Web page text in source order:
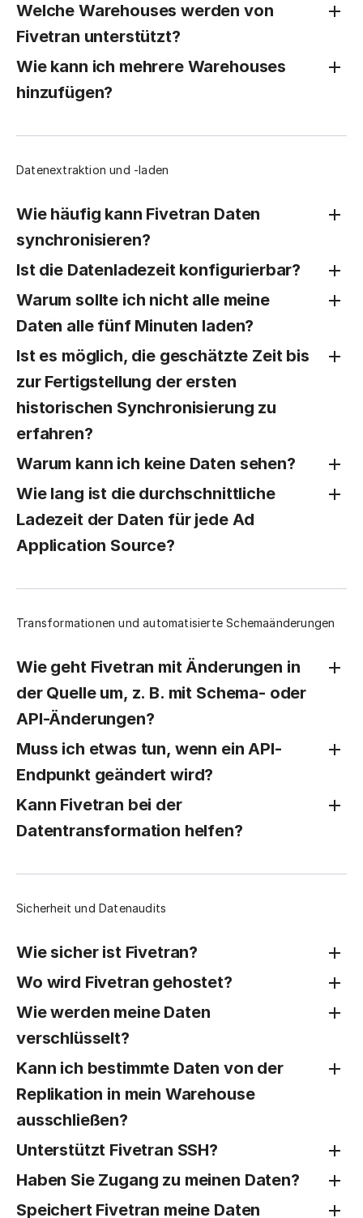
Welche Warehouses werden von
Fivetran unterstützt?
Wie kann ich mehrere Warehouses
hinzufügen?
Datenextraktion und -laden
Wie häufig kann Fivetran Daten
synchronisieren?
Ist die Datenladezeit konfigurierbar?
Warum sollte ich nicht alle meine
Daten alle fünf Minuten laden?
Ist es möglich, die geschätzte Zeit bis
zur Fertigstellung der ersten
historischen Synchronisierung zu
erfahren?
Warum kann ich keine Daten sehen?
Wie lang ist die durchschnittliche
Ladezeit der Daten für jede Ad
Application Source?
Transformationen und automatisierte Schemaänderungen
Wie geht Fivetran mit Änderungen in
der Quelle um, z. B. mit Schema- oder
API-Änderungen?
Muss ich etwas tun, wenn ein API-
Endpunkt geändert wird?
Kann Fivetran bei der
Datentransformation helfen?
Sicherheit und Datenaudits
Wie sicher ist Fivetran?
Wo wird Fivetran gehostet?
Wie werden meine Daten
verschlüsselt?
Kann ich bestimmte Daten von der
Replikation in mein Warehouse
ausschließen?
Unterstützt Fivetran SSH?
Haben Sie Zugang zu meinen Daten?
Speichert Fivetran meine Daten